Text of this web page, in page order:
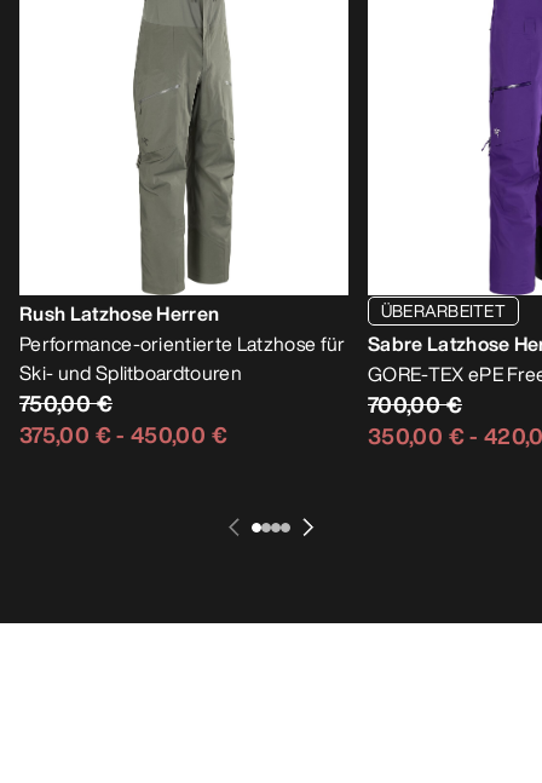
Rush Latzhose Herren
Performance-orientierte Latzhose für
Ski- und Splitboardtouren
750,00 €
375,00 €- 450,00 €
ÜBERARBEITET
Sabre Latzhose
GORE-TEX ePE
700,00 €
350,00 €-